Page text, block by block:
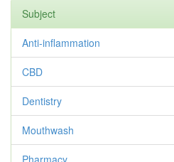
Subject
Anti-inflammation
CBD
Dentistry
Mouthwash
Pharmacy